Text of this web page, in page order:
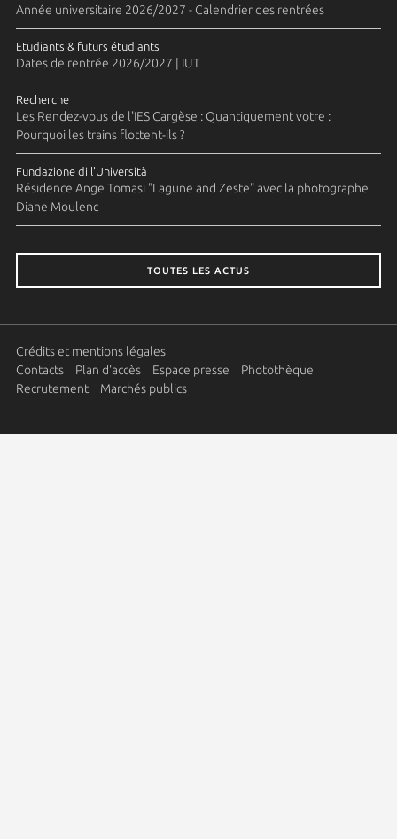
Année universitaire 2026/2027 - Calendrier des rentrées
Etudiants & futurs étudiants
Dates de rentrée 2026/2027 | IUT
Recherche
Les Rendez-vous de l'IES Cargèse : Quantiquement votre :
Pourquoi les trains flottent-ils ?
Fundazione di l'Università
Résidence Ange Tomasi "Lagune and Zeste" avec la photographe
Diane Moulenc
TOUTES LES ACTUS
Crédits et mentions légales
Contacts
Plan d'accès Espace presse
Photothèque
Recrutement
Marchés publics